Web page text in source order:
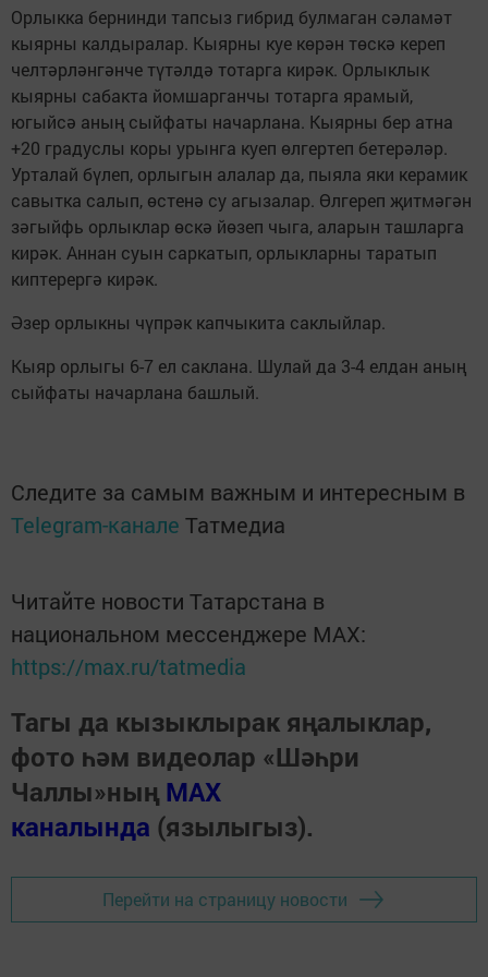
Орлыкка бернинди тапсыз гибрид булмаган сәламәт
кыярны калдыралар. Кыярны куе көрән төскә кереп
челтәрләнгәнче түтәлдә тотарга кирәк. Орлыклык
кыярны сабакта йомшарганчы тотарга ярамый,
югыйсә аның сыйфаты начарлана. Кыярны бер атна
+20 градуслы коры урынга куеп өлгертеп бетерәләр.
Урталай бүлеп, орлыгын алалар да, пыяла яки керамик
савытка салып, өстенә су агызалар. Өлгереп җитмәгән
зәгыйфь орлыклар өскә йөзеп чыга, аларын ташларга
кирәк. Аннан суын саркатып, орлыкларны таратып
киптерергә кирәк.
Әзер орлыкны чүпрәк капчыкита саклыйлар.
Кыяр орлыгы 6-7 ел саклана. Шулай да 3-4 елдан аның
сыйфаты начарлана башлый.
Следите за самым важным и интересным в
Telegram-канале Татмедиа
Читайте новости Татарстана в
национальном мессенджере MАХ:
https://max.ru/tatmedia
Тагы да кызыклырак яңалыклар,
фото һәм видеолар «Шәһри
Чаллы»ның MAX
каналында (язылыгыз).
Перейти на страницу новости